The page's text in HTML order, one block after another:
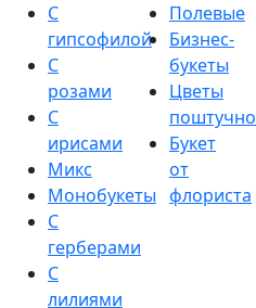
С
гипсофилой
С
розами
С
ирисами
Микс
Монобукеты
С
герберами
С
лилиями
Полевые
Бизнес-
букеты
Цветы
поштучно
Букет
от
флориста